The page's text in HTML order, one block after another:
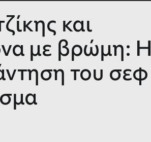
και
με βρώμη: Η
του σεφ